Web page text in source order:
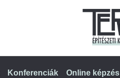
Konferenciák Online képzés